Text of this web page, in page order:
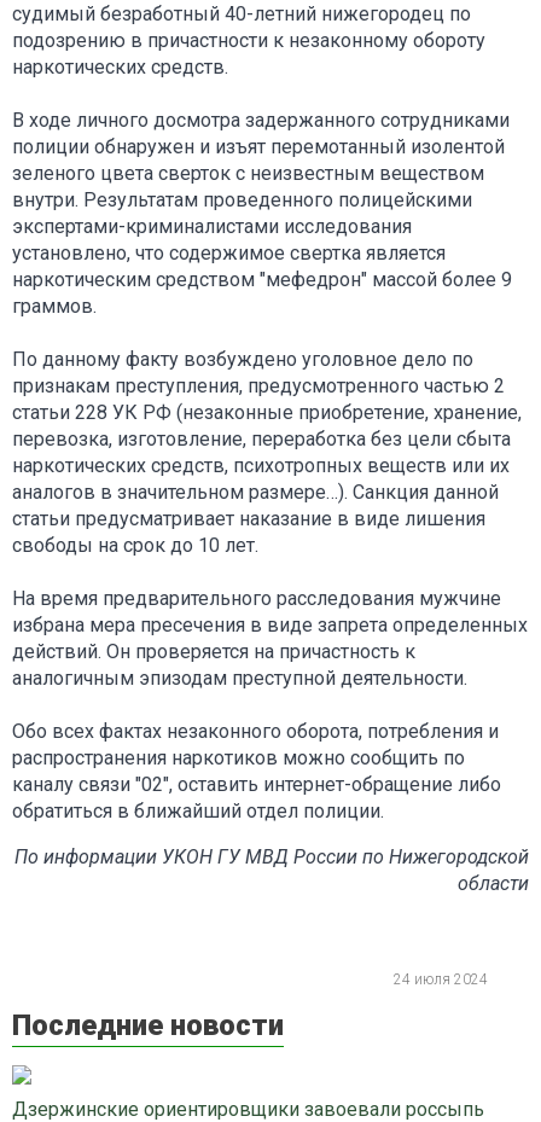
судимый безработный 40-летний нижегородец по
подозрению в причастности к незаконному обороту
наркотических средств.
В ходе личного досмотра задержанного сотрудниками
полиции обнаружен и изъят перемотанный изолентой
зеленого цвета сверток с неизвестным веществом
внутри. Результатам проведенного полицейскими
экспертами-криминалистами исследования
установлено, что содержимое свертка является
наркотическим средством "мефедрон" массой более 9
граммов.
По данному факту возбуждено уголовное дело по
признакам преступления, предусмотренного частью 2
статьи 228 УК РФ (незаконные приобретение, хранение,
перевозка, изготовление, переработка без цели сбыта
наркотических средств, психотропных веществ или их
аналогов в значительном размере…). Санкция данной
статьи предусматривает наказание в виде лишения
свободы на срок до 10 лет.
На время предварительного расследования мужчине
избрана мера пресечения в виде запрета определенных
действий. Он проверяется на причастность к
аналогичным эпизодам преступной деятельности.
Обо всех фактах незаконного оборота, потребления и
распространения наркотиков можно сообщить по
каналу связи "02", оставить интернет-обращение либо
обратиться в ближайший отдел полиции.
По информации УКОН ГУ МВД России по Нижегородской
области
24 июля 2024
Последние новости
Дзержинские ориентировщики завоевали россыпь